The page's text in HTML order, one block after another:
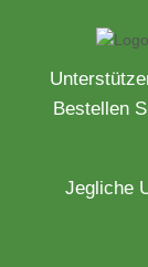
Bestellen
Jegliche